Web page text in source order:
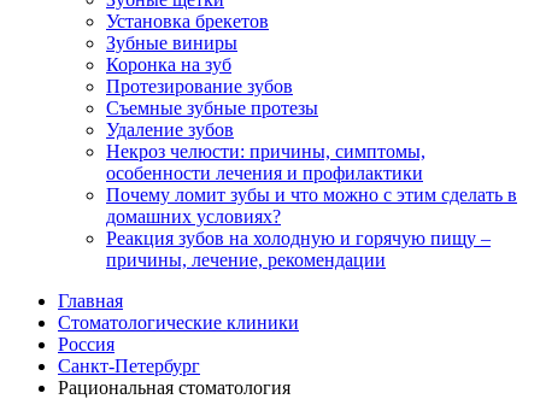
Установка брекетов
Зубные виниры
Коронка на зуб
Протезирование зубов
Съемные зубные протезы
Удаление зубов
Некроз челюсти: причины, симптомы,
особенности лечения и профилактики
Почему ломит зубы и что можно с этим сделать в
домашних условиях?
Реакция зубов на холодную и горячую пищу –
причины, лечение, рекомендации
Главная
Стоматологические клиники
Россия
Санкт-Петербург
Рациональная стоматология